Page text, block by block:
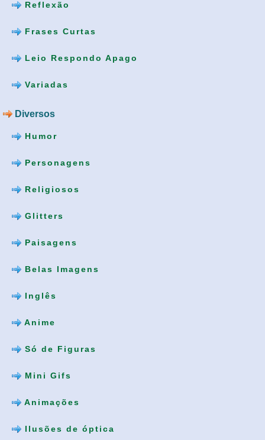
Reflexão
Frases Curtas
Leio Respondo Apago
Variadas
Diversos
Humor
Personagens
Religiosos
Glitters
Paisagens
Belas Imagens
Inglês
Anime
Só de Figuras
Mini Gifs
Animações
Ilusões de óptica